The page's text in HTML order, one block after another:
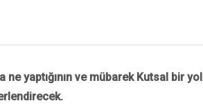
ne yaptığının ve mübarek Kutsal bir